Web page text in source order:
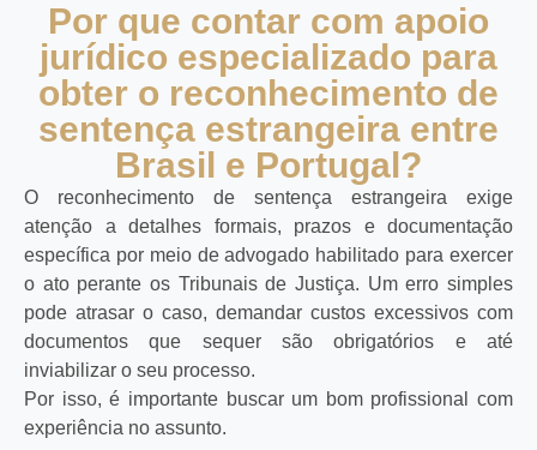
Por que contar com apoio
jurídico especializado para
obter o reconhecimento de
sentença estrangeira entre
Brasil e Portugal?
O reconhecimento de sentença estrangeira exige
atenção a detalhes formais, prazos e documentação
específica por meio de advogado habilitado para exercer
o ato perante os Tribunais de Justiça. Um erro simples
pode atrasar o caso, demandar custos excessivos com
documentos que sequer são obrigatórios e até
inviabilizar o seu processo.
Por isso, é importante buscar um bom profissional com
experiência no assunto.